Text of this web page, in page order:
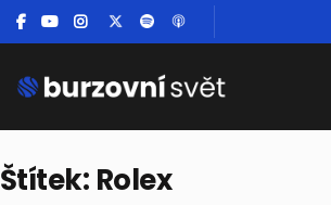
Štítek: Rolex